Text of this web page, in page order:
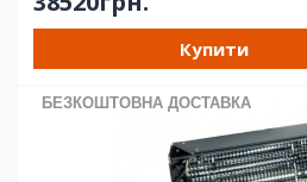
Купити
БЕЗКОШТОВНА ДОСТАВКА